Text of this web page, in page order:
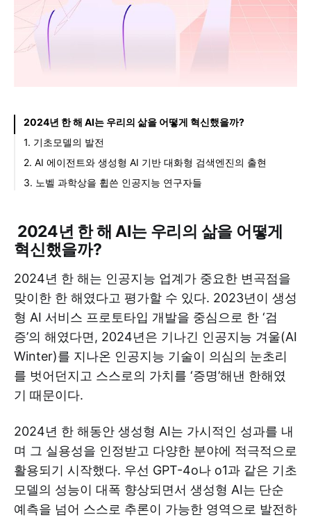
2024년 한 해 AI는 우리의 삶을 어떻게 혁신했을까?
1. 기초모델의 발전
2. AI 에이전트와 생성형 AI 기반 대화형 검색엔진의 출현
3. 노벨 과학상을 휩쓴 인공지능 연구자들
2024년 한 해 AI는 우리의 삶을 어떻게
혁신했을까?
2024년 한 해는 인공지능 업계가 중요한 변곡점을
맞이한 한 해였다고 평가할 수 있다. 2023년이 생성
형 AI 서비스 프로토타입 개발을 중심으로 한 ‘검
증’의 해였다면, 2024년은 기나긴 인공지능 겨울(AI
Winter)를 지나온 인공지능 기술이 의심의 눈초리
를 벗어던지고 스스로의 가치를 ‘증명’해낸 한해였
기 때문이다.
2024년 한 해동안 생성형 AI는 가시적인 성과를 내
며 그 실용성을 인정받고 다양한 분야에 적극적으로
활용되기 시작했다. 우선 GPT-4o나 o1과 같은 기초
모델의 성능이 대폭 향상되면서 생성형 AI는 단순
예측을 넘어 스스로 추론이 가능한 영역으로 발전하